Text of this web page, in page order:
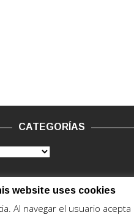
CATEGORÍAS
website uses cookies
Al navegar el usuario